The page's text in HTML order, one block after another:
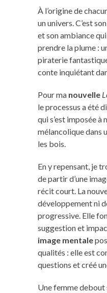
À l’origine de
un univers. C’est
et son ambiance
prendre la plume :
piraterie
conte inquiétant
Pour ma nouvelle
le processus a été
qui s’est imposée à
mélancolique dans
les bois.
En y repensant, je
de partir d’une
récit court. La
développement ni
progressive. Elle
suggestion et
image mentale
qualités : elle est
questions et créé
Une femme debout